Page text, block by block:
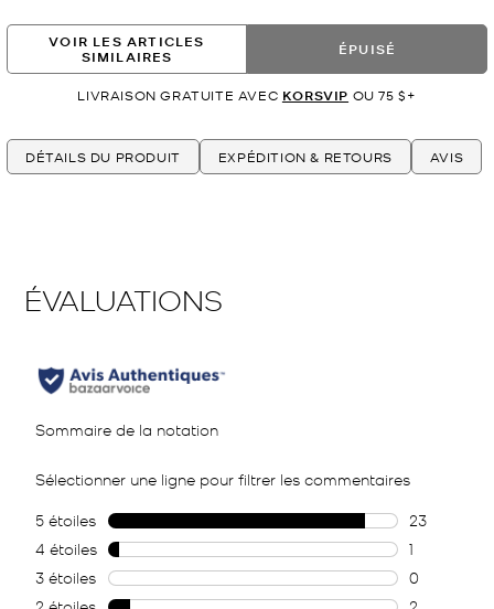
VOIR LES ARTICLES
SIMILAIRES
ÉPUISÉ
LIVRAISON GRATUITE AVEC KORSVIP OU 75 $+
DÉTAILS DU PRODUIT EXPÉDITION & RETOURS AVIS